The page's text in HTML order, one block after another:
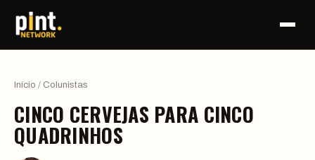
Início / Colunistas
CINCO CERVEJAS PARA CINCO
QUADRINHOS